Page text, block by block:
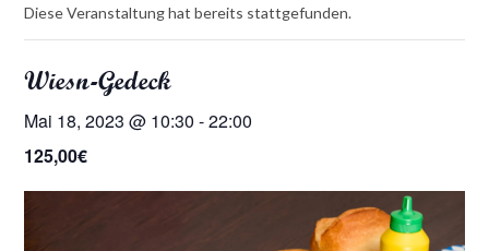
Diese Veranstaltung hat bereits stattgefunden.
Wiesn-Gedeck
Mai 18, 2023 @ 10:30 -22:00
125,00€